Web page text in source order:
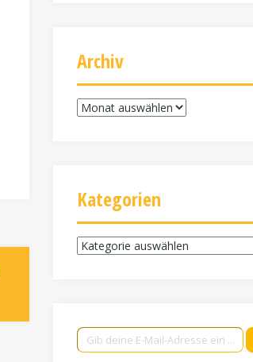
Archiv
Archiv
Kategorien
Kategorien
Gib deine E-Mail-Adresse ein ...